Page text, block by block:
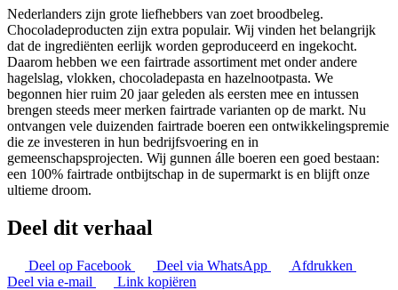
Nederlanders zijn grote liefhebbers van zoet broodbeleg.
Chocoladeproducten zijn extra populair. Wij vinden het belangrijk
dat de ingrediënten eerlijk worden geproduceerd en ingekocht.
Daarom hebben we een fairtrade assortiment met onder andere
hagelslag, vlokken, chocoladepasta en hazelnootpasta. We
begonnen hier ruim 20 jaar geleden als eersten mee en intussen
brengen steeds meer merken fairtrade varianten op de markt. Nu
ontvangen vele duizenden fairtrade boeren een ontwikkelingspremie
die ze investeren in hun bedrijfsvoering en in
gemeenschapsprojecten. Wij gunnen álle boeren een goed bestaan:
een 100% fairtrade ontbijtschap in de supermarkt is en blijft onze
ultieme droom.
Deel dit verhaal
Deel op Facebook Deel via WhatsApp
Afdrukken
Deel via e-mail
Link kopiëren